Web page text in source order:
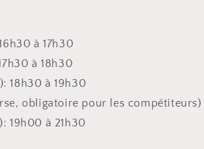
à 17h30
à 18h30
18h30 à 19h30
obligatoire pour les compétiteurs)
19h00 à 21h30